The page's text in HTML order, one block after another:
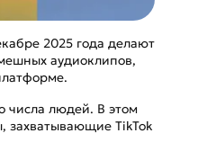
2025 года делают
аудиоклипов,
числа людей. В этом
захватывающие TikTok